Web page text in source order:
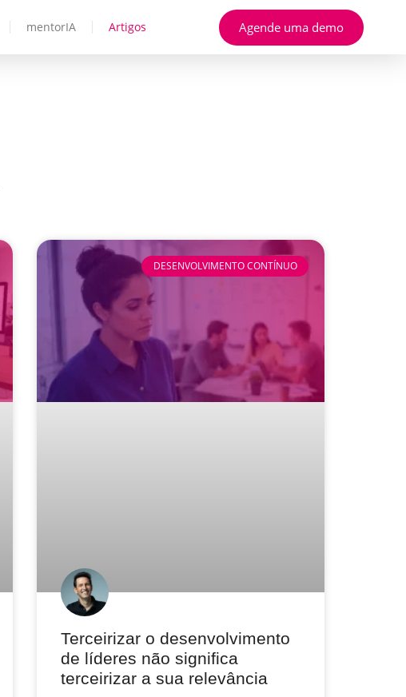
mentorIA Artigos Agende uma demo
DESENVOLVIMENTO CONTÍNUO
Terceirizar o desenvolvimento
de líderes não significa
terceirizar a sua relevância